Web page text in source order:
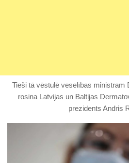
Tieši tā vēstulē veselības ministram
rosina Latvijas un Baltijas
prezidents Andris